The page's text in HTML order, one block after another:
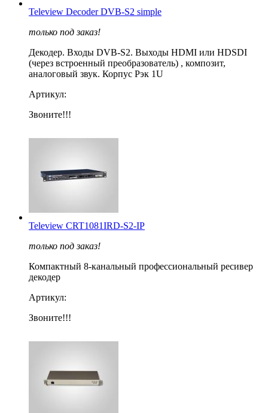
Teleview Decoder DVB-S2 simple
только под заказ!
Декодер. Входы DVB-S2. Выходы HDMI или HDSDI
(через встроенный преобразователь) , композит,
аналоговый звук. Корпус Рэк 1U
Артикул:
Звоните!!!
Teleview CRT1081IRD-S2-IP
только под заказ!
Компактный 8-канальный профессиональный ресивер
декодер
Артикул:
Звоните!!!